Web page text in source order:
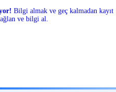
Bilgi almak ve geç kalmadan kayıt
ve bilgi al.